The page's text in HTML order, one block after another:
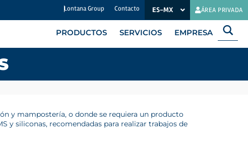
Lontana Group Contacto ES-MX
EN ÁREA PRIVADA
PRODUCTOS SERVICIOS EMPRESA
y mampostería, o donde se requiera un producto
y siliconas, recomendadas para realizar trabajos de